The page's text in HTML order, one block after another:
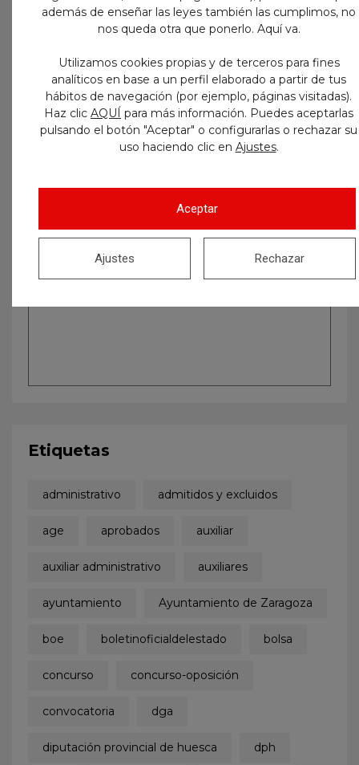
Etiquetas
administrativo admitidos y excluidos
age aprobados auxiliar
auxiliar administrativo auxiliares
ayuntamiento Ayuntamiento de Zaragoza
boe boletinoficialdelestado bolsa
concurso concurso-oposición
convocatoria dga
diputación provincial de huesca dph
además de enseñar las leyes también las cumplimos, no
nos queda otra que ponerlo. Aquí va.
Utilizamos cookies propias y de terceros para fines
analíticos en base a un perfil elaborado a partir de tus
hábitos de navegación (por ejemplo, páginas visitadas).
Haz clic AQUÍ para más información. Puedes aceptarlas
pulsando el botón "Aceptar" o configurarlas o rechazar su
uso haciendo clic en Ajustes.
Aceptar
Rechazar
Ajustes